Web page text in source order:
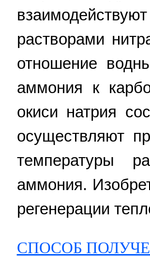
растворами
отношение
аммония к
окиси натрия
осуществляют
температуры
аммония.
регенерации
СПОСОБ